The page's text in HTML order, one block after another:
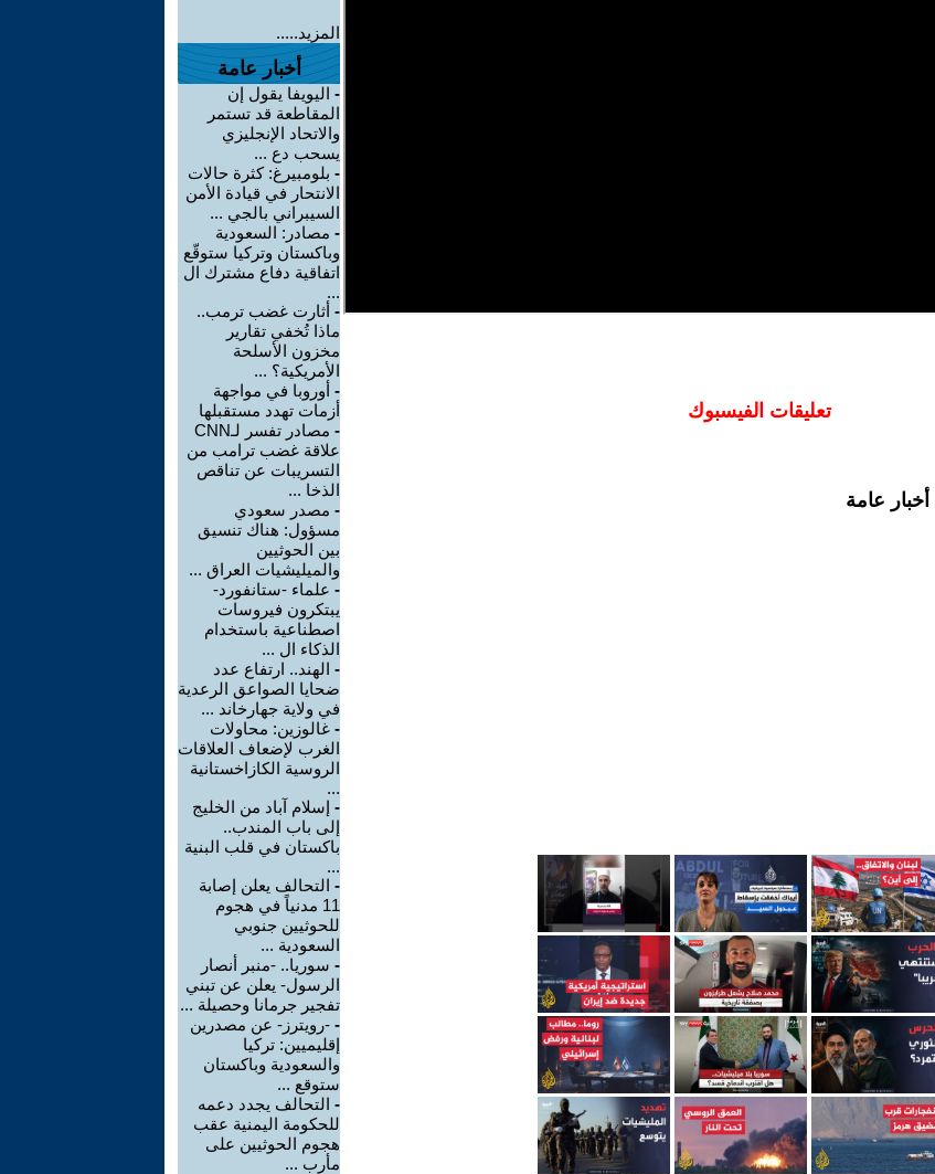
تعليقات الفيسبوك
عامة
المزيد.....
أخبار عامة
- اليويفا يقول إن
المقاطعة قد تستمر
والاتحاد الإنجليزي
يسحب دع ...
- بلومبيرغ: كثرة حالات
الانتحار في قيادة الأمن
السيبراني بالجي ...
- مصادر: السعودية
وباكستان وتركيا ستوقّع
اتفاقية دفاع مشترك ال
...
- أثارت غضب ترمب..
ماذا تُخفي تقارير
مخزون الأسلحة
الأمريكية؟ ...
- أوروبا في مواجهة
أزمات تهدد مستقبلها
-
مصادر تفسر لـCNN
علاقة غضب ترامب من
التسريبات عن تناقص
الذخا ...
- مصدر سعودي
مسؤول: هناك تنسيق
بين الحوثيين
والميليشيات العراق ...
- علماء -ستانفورد-
يبتكرون فيروسات
اصطناعية باستخدام
الذكاء ال ...
- الهند.. ارتفاع عدد
ضحايا الصواعق الرعدية
في ولاية جهارخاند ...
- غالوزين: محاولات
الغرب لإضعاف العلاقات
الروسية الكازاخستانية
...
- إسلام آباد من الخليج
إلى باب المندب..
باكستان في قلب البنية
...
- التحالف يعلن إصابة
11 مدنياً في هجوم
للحوثيين جنوبي
السعودية ...
- سوريا.. -منبر أنصار
الرسول- يعلن عن تبني
تفجير جرمانا وحصيلة ...
- -رويترز- عن مصدرين
إقليميين: تركيا
والسعودية وباكستان
ستوقع ...
- التحالف يجدد دعمه
للحكومة اليمنية عقب
هجوم الحوثيين على
مأرب ...